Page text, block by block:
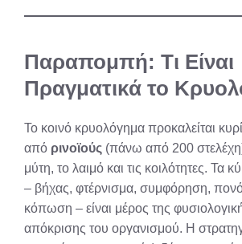
Παραπομπή: Τι Είναι
Πραγματικά το
Το κοινό κρυολόγημα προκαλείται
από ρινοϊούς (πάνω από 200
μύτη, το λαιμό και τις κοιλότητες. Τα
– βήχας, φτέρνισμα, συμφόρηση,
κόπωση – είναι μέρος της
απόκρισης του οργανισμού. Η